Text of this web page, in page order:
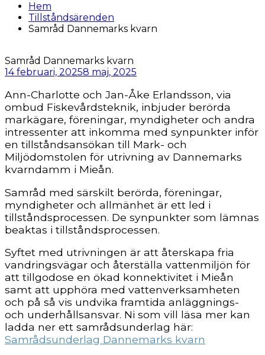
Hem
Tillståndsärenden
Samråd Dannemarks kvarn
Samråd Dannemarks kvarn
14 februari, 20258 maj, 2025
Ann-Charlotte och Jan-Åke Erlandsson, via
ombud Fiskevårdsteknik, inbjuder berörda
markägare, föreningar, myndigheter och andra
intressenter att inkomma med synpunkter inför
en tillståndsansökan till Mark- och
Miljödomstolen för utrivning av Dannemarks
kvarndamm i Mieån.
Samråd med särskilt berörda, föreningar,
myndigheter och allmänhet är ett led i
tillstånds­processen. De synpunkter som lämnas
beaktas i tillståndsprocessen.
Syftet med utrivningen är att återskapa fria
vandringsvägar och återställa vattenmiljön för
att tillgodose en ökad konnektivitet i Mieån
samt att upphöra med vattenverksamheten
och på så vis undvika framtida anläggnings-
och underhållsansvar. Ni som vill läsa mer kan
ladda ner ett samrådsunderlag här:
Samrådsunderlag Dannemarks kvarn